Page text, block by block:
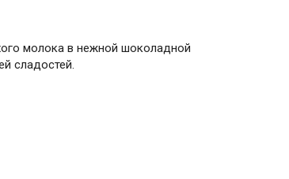
молока в нежной шоколадной
сладостей.